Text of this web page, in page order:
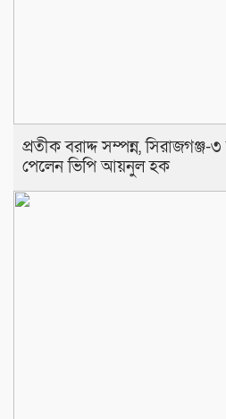
প্রতীক বরাদ্দ সম্পন্ন,
পেলেন ভিপি আয়নুল হক